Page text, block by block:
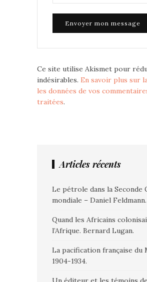
Ce site utilise Akismet pour
indésirables. En savoir plus sur
les données de vos
traitées.
Articles récents
Le pétrole dans la Seconde
mondiale – Daniel Feldmann.
Quand les Africains
l’Afrique. Bernard Lugan.
La pacification française du
1904-1934.